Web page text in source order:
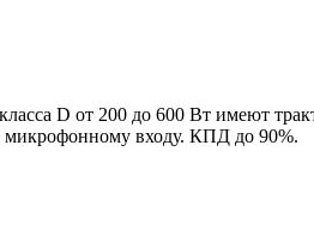
D от 200 до 600 Вт имеют
микрофонному входу. КПД до 90%.